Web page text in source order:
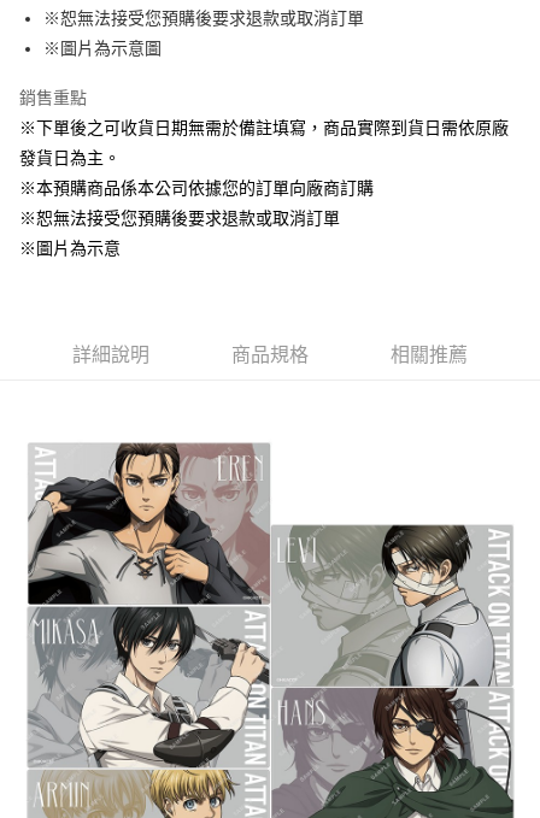
Google Pay
ATM付款
貨到付款
運送方式
全家取貨付款
每筆NT$65，滿NT$1,300(含以上)免運費
(不開放使用，請勿選取）
每筆NT$65，滿NT$1,300(含以上)免運費
付款後7-11取貨
每筆NT$65，滿NT$1,300(含以上)免運費
宅配-木棉花樂園專用
每筆NT$100，滿NT$1,300(含以上)免運費
宅配-離島(澎湖/金門/馬祖)-木棉花樂園專用
每筆NT$220
黑貓宅配-貨到付款
每筆NT$150
※恕無法接受您預購後要求退款或取消訂單
※圖片為示意圖
銷售重點
※下單後之可收貨日期無需於備註填寫，商品實際到貨日需依原廠
發貨日為主。
※本預購商品係本公司依據您的訂單向廠商訂購
※恕無法接受您預購後要求退款或取消訂單
※圖片為示意
詳細說明 商品規格 相關推薦